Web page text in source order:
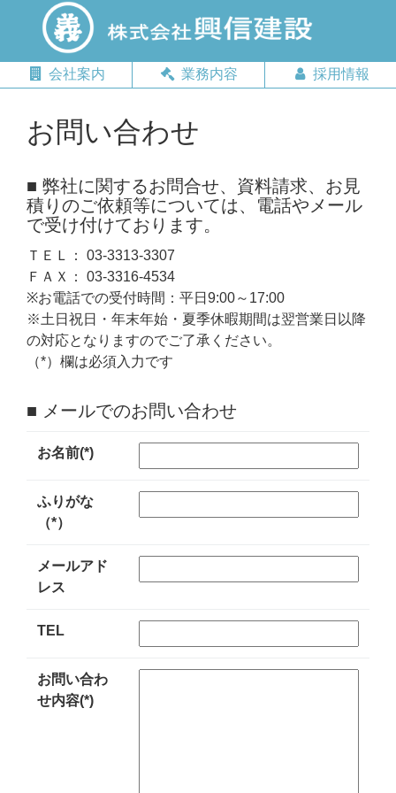
会社案内 業務内容 採用情報
お問い合わせ
弊社に関するお問合せ、資料請求、お見
積りのご依頼等については、電話やメール
で受け付けております。
ＴＥＬ： 03-3313-3307
ＦＡＸ： 03-3316-4534
※お電話での受付時間：平日9:00～17:00
※土日祝日・年末年始・夏季休暇期間は翌営業日以降
の対応となりますのでご了承ください。
（*）欄は必須入力です
メールでのお問い合わせ
お名前(*)
ふりがな
（*）
メールアド
レス
TEL
お問い合わ
せ内容(*)